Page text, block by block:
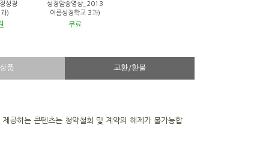
성경
)
성경암송영상_2013
여름성경학교 3과)
무료
품 교환/환불
공하는 콘텐츠는 청약철회 및 계약의 해제가 불가능합